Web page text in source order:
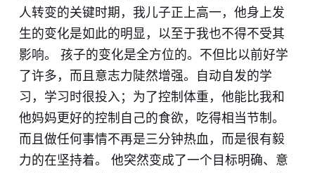
人转变的关键时期，我儿子正上高一，他身上发
生的变化是如此的明显，以至于我也不得不受其
影响。 孩子的变化是全方位的。不但比以前好学
了许多，而且意志力陡然增强。自动自发的学
习，学习时很投入；为了控制体重，他能比我和
他妈妈更好的控制自己的食欲，吃得相当节制。
而且做任何事情不再是三分钟热血，而是很有毅
力的在坚持着。 他突然变成了一个目标明确、意